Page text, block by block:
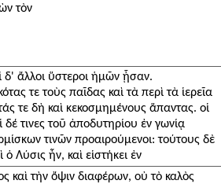
τὸν
δ' ἄλλοι ὕστεροι ἡμῶν ᾖσαν.
τε τοὺς παῖδας καὶ τὰ περὶ τὰ ἱερεῖα
τε δὴ καὶ κεκοσμημένους ἅπαντας. οἱ
τινες τοῦ ἀποδυτηρίου ἐν γωνίᾳ
τινῶν προαιρούμενοι: τούτους δὲ
Λύσις ἦν, καὶ εἱστήκει ἐν
καὶ τὴν ὄψιν διαφέρων, οὐ τὸ καλὸς